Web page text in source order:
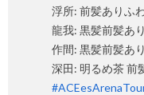
浮所: 前髪ありふ
龍我: 黒髪前髪あり
作間: 黒髪前髪あ
深田: 明るめ茶 前